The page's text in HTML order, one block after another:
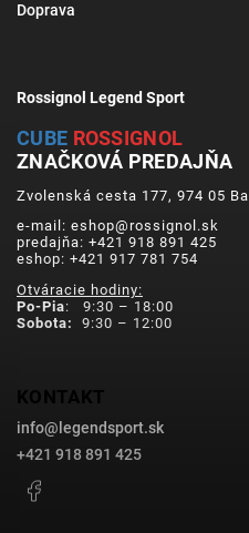
Doprava
Rossignol Legend Sport
CUBE ROSSIGNOL
ZNAČKOVÁ PREDAJŇA
Zvolenská cesta 177, 974 05
e-mail: eshop@rossignol.sk
predajňa: +421 918 891 425
eshop: +421 917 781 754
Otváracie hodiny:
Po-Pia: 9:30 – 18:00
Sobota:
9:30 – 12:00
KONTAKT
info@ legendsport.sk
+421 918 891 425